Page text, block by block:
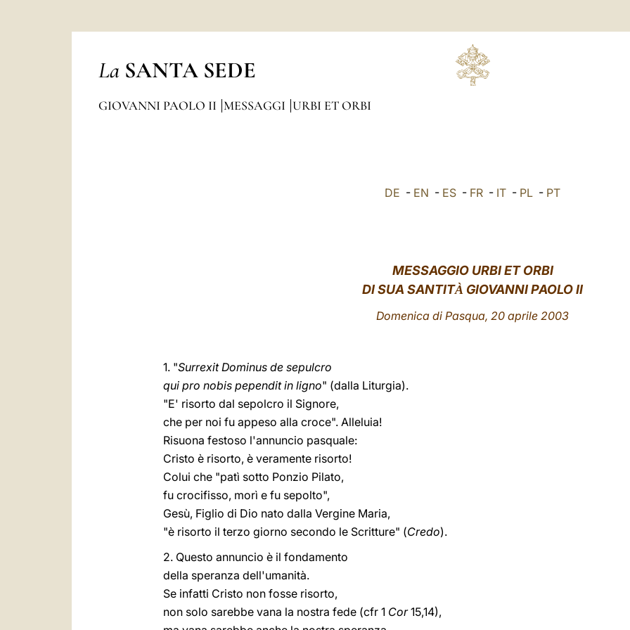
La SANTA SEDE
GIOVANNI PAOLO II MESSAGGI URBI ET ORBI
DE - EN - ES - FR - IT - PL - PT
MESSAGGIO URBI ET ORBI
DI SUA SANTITÀ GIOVANNI PAOLO II
Domenica di Pasqua, 20 aprile 2003
1. "Surrexit Dominus de sepulcro
qui pro nobis pependit in ligno" (dalla Liturgia).
"E' risorto dal sepolcro il Signore,
che per noi fu appeso alla croce". Alleluia!
Risuona festoso l'annuncio pasquale:
Cristo è risorto, è veramente risorto!
Colui che "patì sotto Ponzio Pilato,
fu crocifisso, morì e fu sepolto",
Gesù, Figlio di Dio nato dalla Vergine Maria,
"è risorto il terzo giorno secondo le Scritture" (Credo).
2. Questo annuncio è il fondamento
della speranza dell'umanità.
Se infatti Cristo non fosse risorto,
non solo sarebbe vana la nostra fede (cfr 1 Cor15,14),